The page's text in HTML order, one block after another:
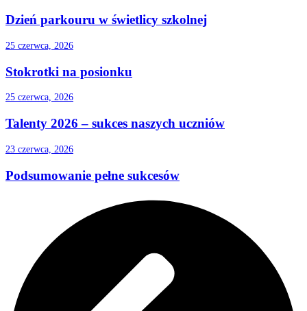
Dzień parkouru w świetlicy szkolnej
25 czerwca, 2026
Stokrotki na posionku
25 czerwca, 2026
Talenty 2026 – sukces naszych uczniów
23 czerwca, 2026
Podsumowanie pełne sukcesów